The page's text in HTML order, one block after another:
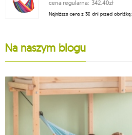
cena regularna: 342.40zł
Najniższa cena z 30 dni przed obniżką:
Na naszym blogu